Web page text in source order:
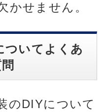
かせません。
ついてよくあ
のDIYについて